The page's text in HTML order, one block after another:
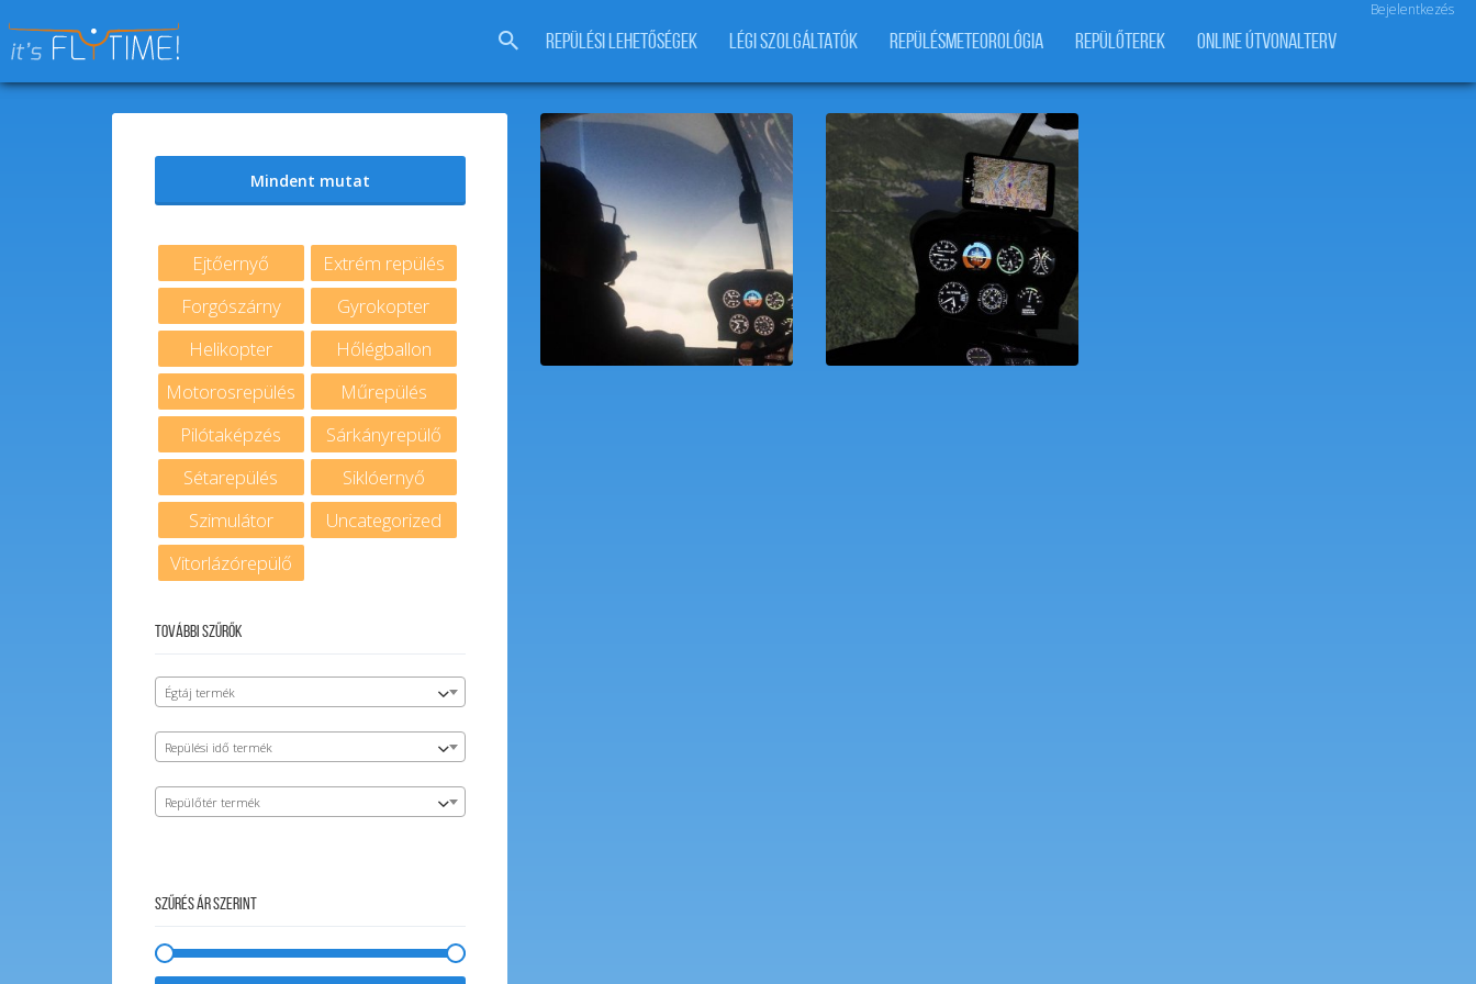
Bejelentkezés
REPÜLÉSI LEHETŐSÉGEK LÉGI SZOLGÁLTATÓK REPÜLÉSMETEOROLÓGIA REPÜLŐTEREK ONLINE ÚTVONALTERV
Keresés:
Mindent mutat
Ejtőernyő
Extrém repülés
Forgószárny
Gyrokopter
Helikopter
Hőlégballon
Motorosrepülés
Műrepülés
Pilótaképzés
Sárkányrepülő
Sétarepülés
Siklóernyő
Szimulátor
Uncategorized
Vitorlázórepülő
További szűrők
Égtáj termék
Repülési idő termék
Repülőtér termék
Szűrés ár szerint
Helikopter szimulátor Virtuális
Pilóta Jogosítás
15,000
ROBINSON 44 helikopter
szimulátor Budaörs
7,000Ft